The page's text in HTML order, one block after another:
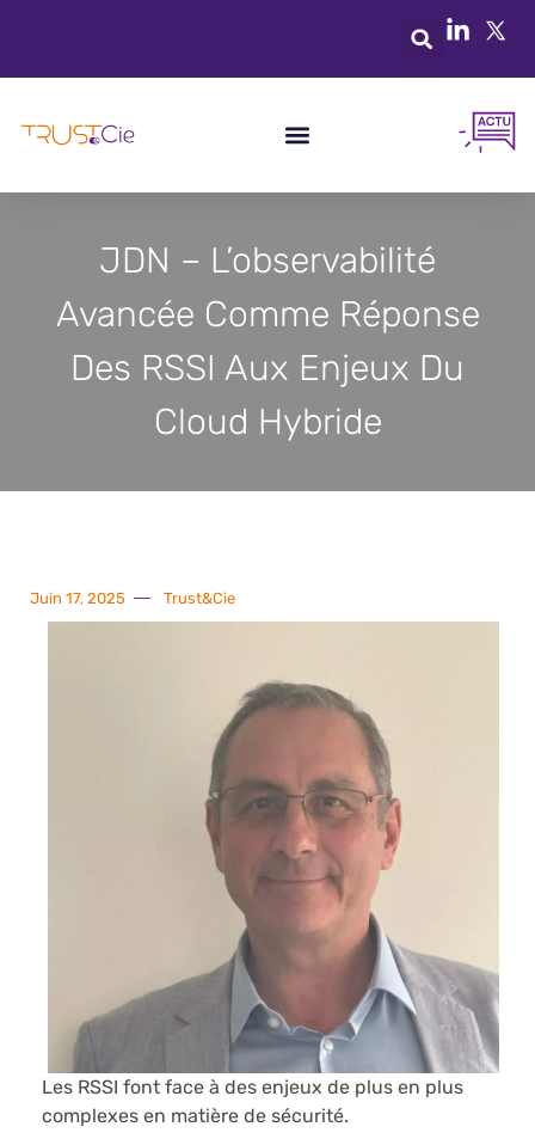
JDN – L’observabilité
Avancée Comme Réponse
Des RSSI Aux Enjeux Du
Cloud Hybride
Juin 17, 2025 Trust&Cie
Les RSSI font face à des enjeux de plus en plus
complexes en matière de sécurité.